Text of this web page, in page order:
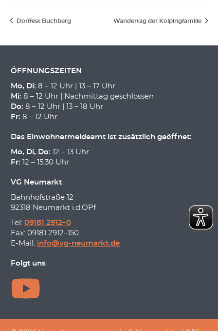
Dorffest Buchberg Wandertag der Kolpingfamilie
ÖFFNUNGSZEITEN
Mo, Di: 8 – 12 Uhr | 13 – 17 Uhr
Mi: 8 – 12 Uhr | Nachmittag geschlossen
Do: 8 – 12 Uhr | 13 – 18 Uhr
Fr: 8 – 12 Uhr
Das Einwohnermeldeamt ist zusätzlich geöffnet:
Mo, Di, Do: 12 – 13 Uhr
Fr: 12 – 15:30 Uhr
VG Neumarkt
Bahnhofstraße 12
92318 Neumarkt i.d.OPf
Tel: 09181 2912–0
Fax: 09181 2912–150
E-Mail: info@vg-neumarkt.de
Folgt uns